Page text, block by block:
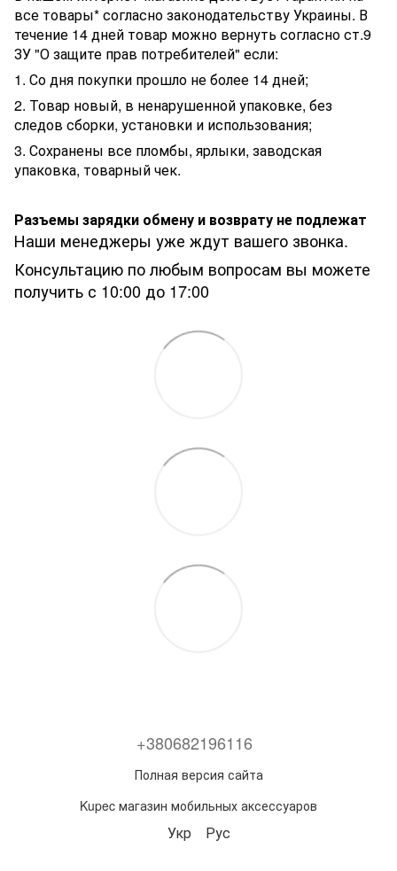
все товары* согласно законодательству Украины. В
течение 14 дней товар можно вернуть согласно ст.9
ЗУ "О защите прав потребителей" если:
1. Со дня покупки прошло не более 14 дней;
2. Товар новый, в ненарушенной упаковке, без
следов сборки, установки и использования;
3. Сохранены все пломбы, ярлыки, заводская
упаковка, товарный чек.
Разъемы зарядки обмену и возврату не подлежат
Наши менеджеры уже ждут вашего звонка.
Консультацию по любым вопросам вы можете
получить с 10:00 до 17:00
+380682196116
Полная версия сайта
Kupec магазин мобильных аксессуаров
Укр Рус